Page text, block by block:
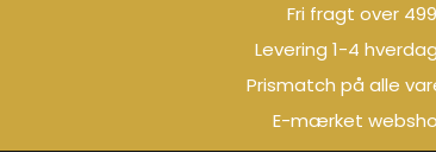
Fri fragt over
Levering 1-4
Prismatch på alle
E-mærket